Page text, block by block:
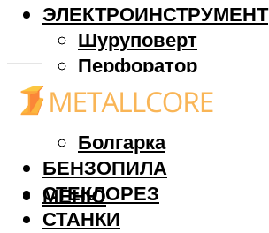
ЭЛЕКТРОИНСТРУМЕНТ
Шуруповерт
Перфоратор
Дрель
Фрезер
Болгарка
БЕНЗОПИЛА
СТЕКЛОРЕЗ
СТАНКИ
МЕНЮ